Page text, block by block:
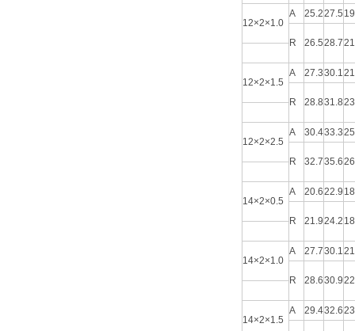
12×2×1.0
A 25.227.5
R 26.528.7
12×2×1.5
A 27.330.1
R 28.831.8
12×2×2.5
A 30.433.3
R 32.735.6
14×2×0.5
A 20.622.9
R 21.924.2
14×2×1.0
A 27.730.1
R 28.630.9
14×2×1.5
A 29.432.6